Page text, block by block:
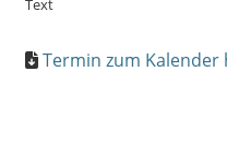
Text
Termin zum Kalender